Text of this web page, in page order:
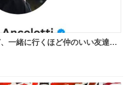
一緒に行くほど仲のいい友達が